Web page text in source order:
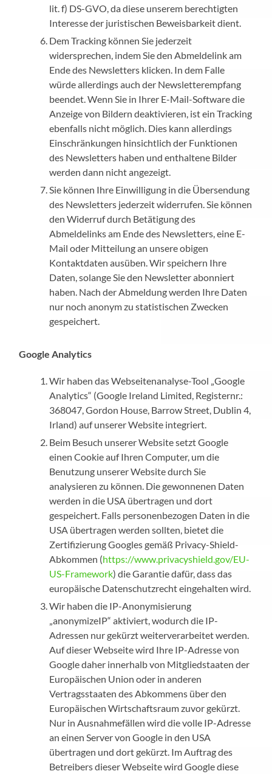
lit. f) DS-GVO, da diese unserem berechtigten
Interesse der juristischen Beweisbarkeit dient.
Dem Tracking können Sie jederzeit
widersprechen, indem Sie den Abmeldelink am
Ende des Newsletters klicken. In dem Falle
würde allerdings auch der Newsletterempfang
beendet. Wenn Sie in Ihrer E-Mail-Software die
Anzeige von Bildern deaktivieren, ist ein Tracking
ebenfalls nicht möglich. Dies kann allerdings
Einschränkungen hinsichtlich der Funktionen
des Newsletters haben und enthaltene Bilder
werden dann nicht angezeigt.
Sie können Ihre Einwilligung in die Übersendung
des Newsletters jederzeit widerrufen. Sie können
den Widerruf durch Betätigung des
Abmeldelinks am Ende des Newsletters, eine E-
Mail oder Mitteilung an unsere obigen
Kontaktdaten ausüben. Wir speichern Ihre
Daten, solange Sie den Newsletter abonniert
haben. Nach der Abmeldung werden Ihre Daten
nur noch anonym zu statistischen Zwecken
gespeichert.
Google Analytics
Wir haben das Webseitenanalyse-Tool „Google
Analytics“ (Google Ireland Limited, Registernr.:
368047, Gordon House, Barrow Street, Dublin 4,
Irland) auf unserer Website integriert.
Beim Besuch unserer Website setzt Google
einen Cookie auf Ihren Computer, um die
Benutzung unserer Website durch Sie
analysieren zu können. Die gewonnenen Daten
werden in die USA übertragen und dort
gespeichert. Falls personenbezogen Daten in die
USA übertragen werden sollten, bietet die
Zertifizierung Googles gemäß Privacy-Shield-
Abkommen (https://www.privacyshield.gov/EU-
US-Framework) die Garantie dafür, dass das
europäische Datenschutzrecht eingehalten wird.
Wir haben die IP-Anonymisierung
„anonymizeIP“ aktiviert, wodurch die IP-
Adressen nur gekürzt weiterverarbeitet werden.
Auf dieser Webseite wird Ihre IP-Adresse von
Google daher innerhalb von Mitgliedstaaten der
Europäischen Union oder in anderen
Vertragsstaaten des Abkommens über den
Europäischen Wirtschaftsraum zuvor gekürzt.
Nur in Ausnahmefällen wird die volle IP-Adresse
an einen Server von Google in den USA
übertragen und dort gekürzt. Im Auftrag des
Betreibers dieser Webseite wird Google diese